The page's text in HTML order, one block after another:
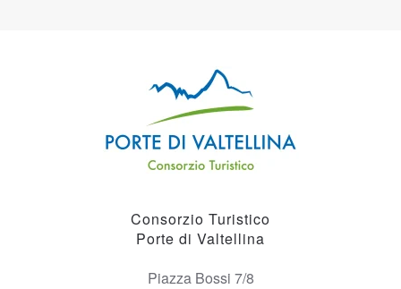
Consorzio Turistico
Porte di Valtellina
Piazza Bossi 7/8